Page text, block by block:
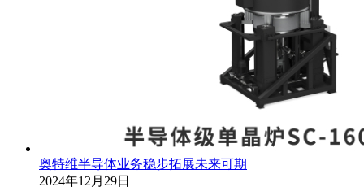
奥特维半导体业务稳步拓展未来可期
2024年12月29日